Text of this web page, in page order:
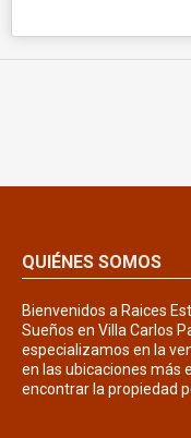
QUIÉNES SOMOS
Bienvenidos a Raices
Sueños en Villa Carlos
especializamos en la
en las ubicaciones más
encontrar la propiedad